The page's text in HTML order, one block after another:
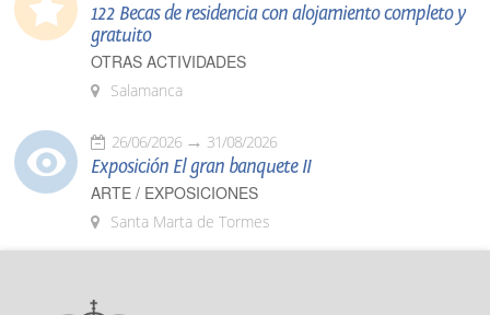
122 Becas de residencia con alojamiento completo y
gratuito
OTRAS ACTIVIDADES
Salamanca
26/06/2026 31/08/2026
Exposición El gran banquete II
ARTE / EXPOSICIONES
Santa Marta de Tormes